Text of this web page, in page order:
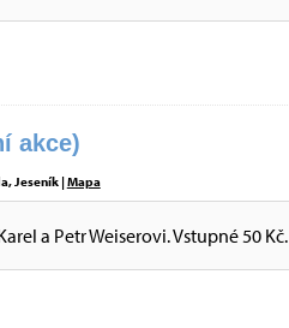
akce)
Jeseník |Mapa
a Petr Weiserovi. Vstupné 50 Kč.